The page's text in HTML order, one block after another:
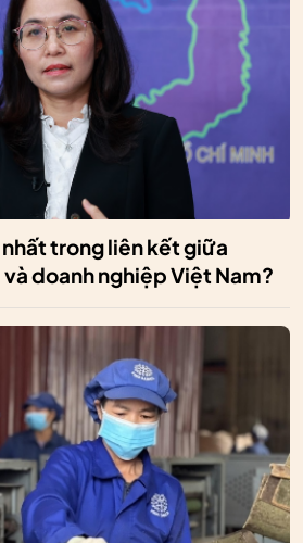
trong liên kết giữa
doanh nghiệp Việt Nam?